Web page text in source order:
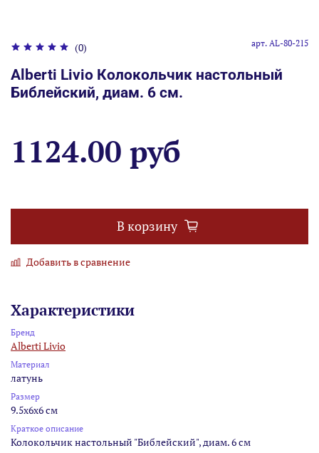
(0) арт. AL-80-215
Alberti Livio Колокольчик настольный
Библейский, диам. 6 см.
1124.00 руб
В корзину
Добавить в сравнение
Характеристики
Бренд
Alberti Livio
Материал
латунь
Размер
9.5x6x6 см
Краткое описание
Колокольчик настольный "Библейский", диам. 6 см